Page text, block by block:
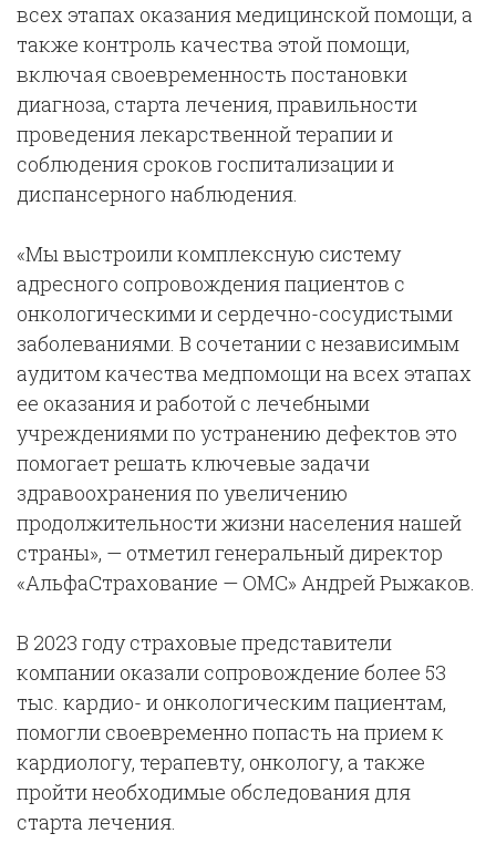
всех этапах оказания медицинской помощи, а
также контроль качества этой помощи,
включая своевременность постановки
диагноза, старта лечения, правильности
проведения лекарственной терапии и
соблюдения сроков госпитализации и
диспансерного наблюдения.
«Мы выстроили комплексную систему
адресного сопровождения пациентов с
онкологическими и сердечно-сосудистыми
заболеваниями. В сочетании с независимым
аудитом качества медпомощи на всех этапах
ее оказания и работой с лечебными
учреждениями по устранению дефектов это
помогает решать ключевые задачи
здравоохранения по увеличению
продолжительности жизни населения нашей
страны», — отметил генеральный директор
«АльфаСтрахование — ОМС» Андрей Рыжаков.
В 2023 году страховые представители
компании оказали сопровождение более 53
тыс. кардио- и онкологическим пациентам,
помогли своевременно попасть на прием к
кардиологу, терапевту, онкологу, а также
пройти необходимые обследования для
старта лечения.